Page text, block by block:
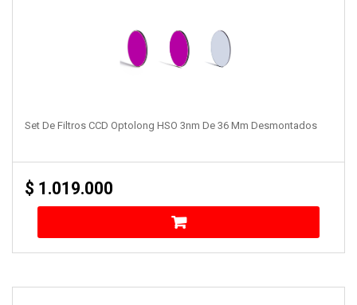
Set De Filtros CCD Optolong HSO 3nm De 36 Mm Desmontados
$ 1.019.000